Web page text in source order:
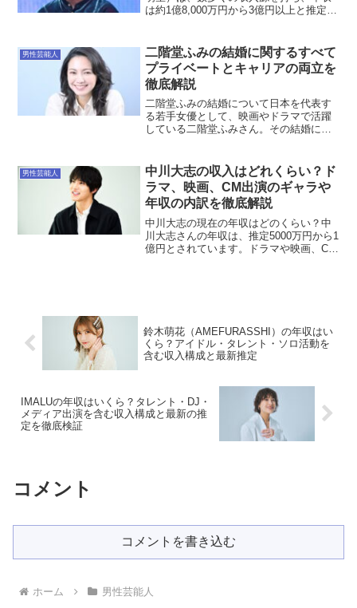
は約1億8,000万円から3億円以上と推定さ
たる活動により成り立っています。テレ
ビ出演に...
男性芸能人
二階堂ふみの結婚に関するすべて
プライベートとキャリアの両立を
徹底解説
二階堂ふみの結婚について日本を代表す
る若手女優として、映画やドラマで活躍
している二階堂ふみさん。その結婚に関
て、その背景や影響、今後の展望につい
て詳しく解説します。結婚相...
男性芸能人
中川大志の収入はどれくらい？ド
ラマ、映画、CM出演のギャラや
年収の内訳を徹底解説
中川大志の現在の年収はどのくらい？中
川大志さんの年収は、推定5000万円から1
億円とされています。ドラマや映画、CM
鈴木萌花（AMEFURASSHI）の年収はい
くら？アイドル・タレント・ソロ活動を
含む収入構成と最新推定
IMALUの年収はいくら？タレント・DJ・
メディア出演を含む収入構成と最新の推
定を徹底検証
コメント
コメントを書き込む
ホーム 男性芸能人